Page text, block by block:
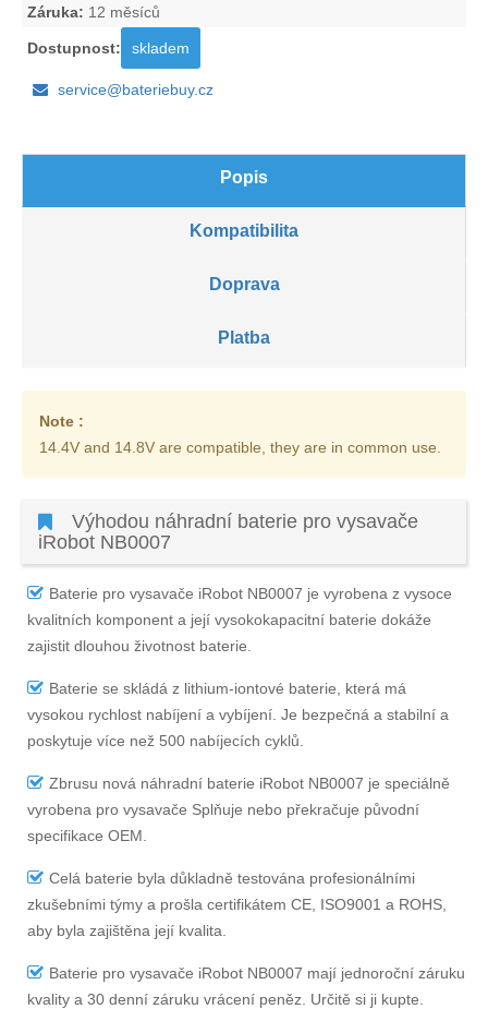
Záruka: 12 měsíců
Dostupnost: skladem
service@bateriebuy.cz
Popis
Kompatibilita
Doprava
Platba
Note :
14.4V and 14.8V are compatible, they are in common use.
Výhodou náhradní baterie pro vysavače
iRobot NB0007
Baterie pro vysavače iRobot NB0007 je vyrobena z vysoce
kvalitních komponent a její vysokokapacitní baterie dokáže
zajistit dlouhou životnost baterie.
Baterie se skládá z lithium-iontové baterie, která má
vysokou rychlost nabíjení a vybíjení. Je bezpečná a stabilní a
poskytuje více než 500 nabíjecích cyklů.
Zbrusu nová náhradní baterie iRobot NB0007 je speciálně
vyrobena pro vysavače Splňuje nebo překračuje původní
specifikace OEM.
Celá baterie byla důkladně testována profesionálními
zkušebními týmy a prošla certifikátem CE, ISO9001 a ROHS,
aby byla zajištěna její kvalita.
Baterie pro vysavače iRobot NB0007 mají jednoroční záruku
kvality a 30 denní záruku vrácení peněz. Určitě si ji kupte.